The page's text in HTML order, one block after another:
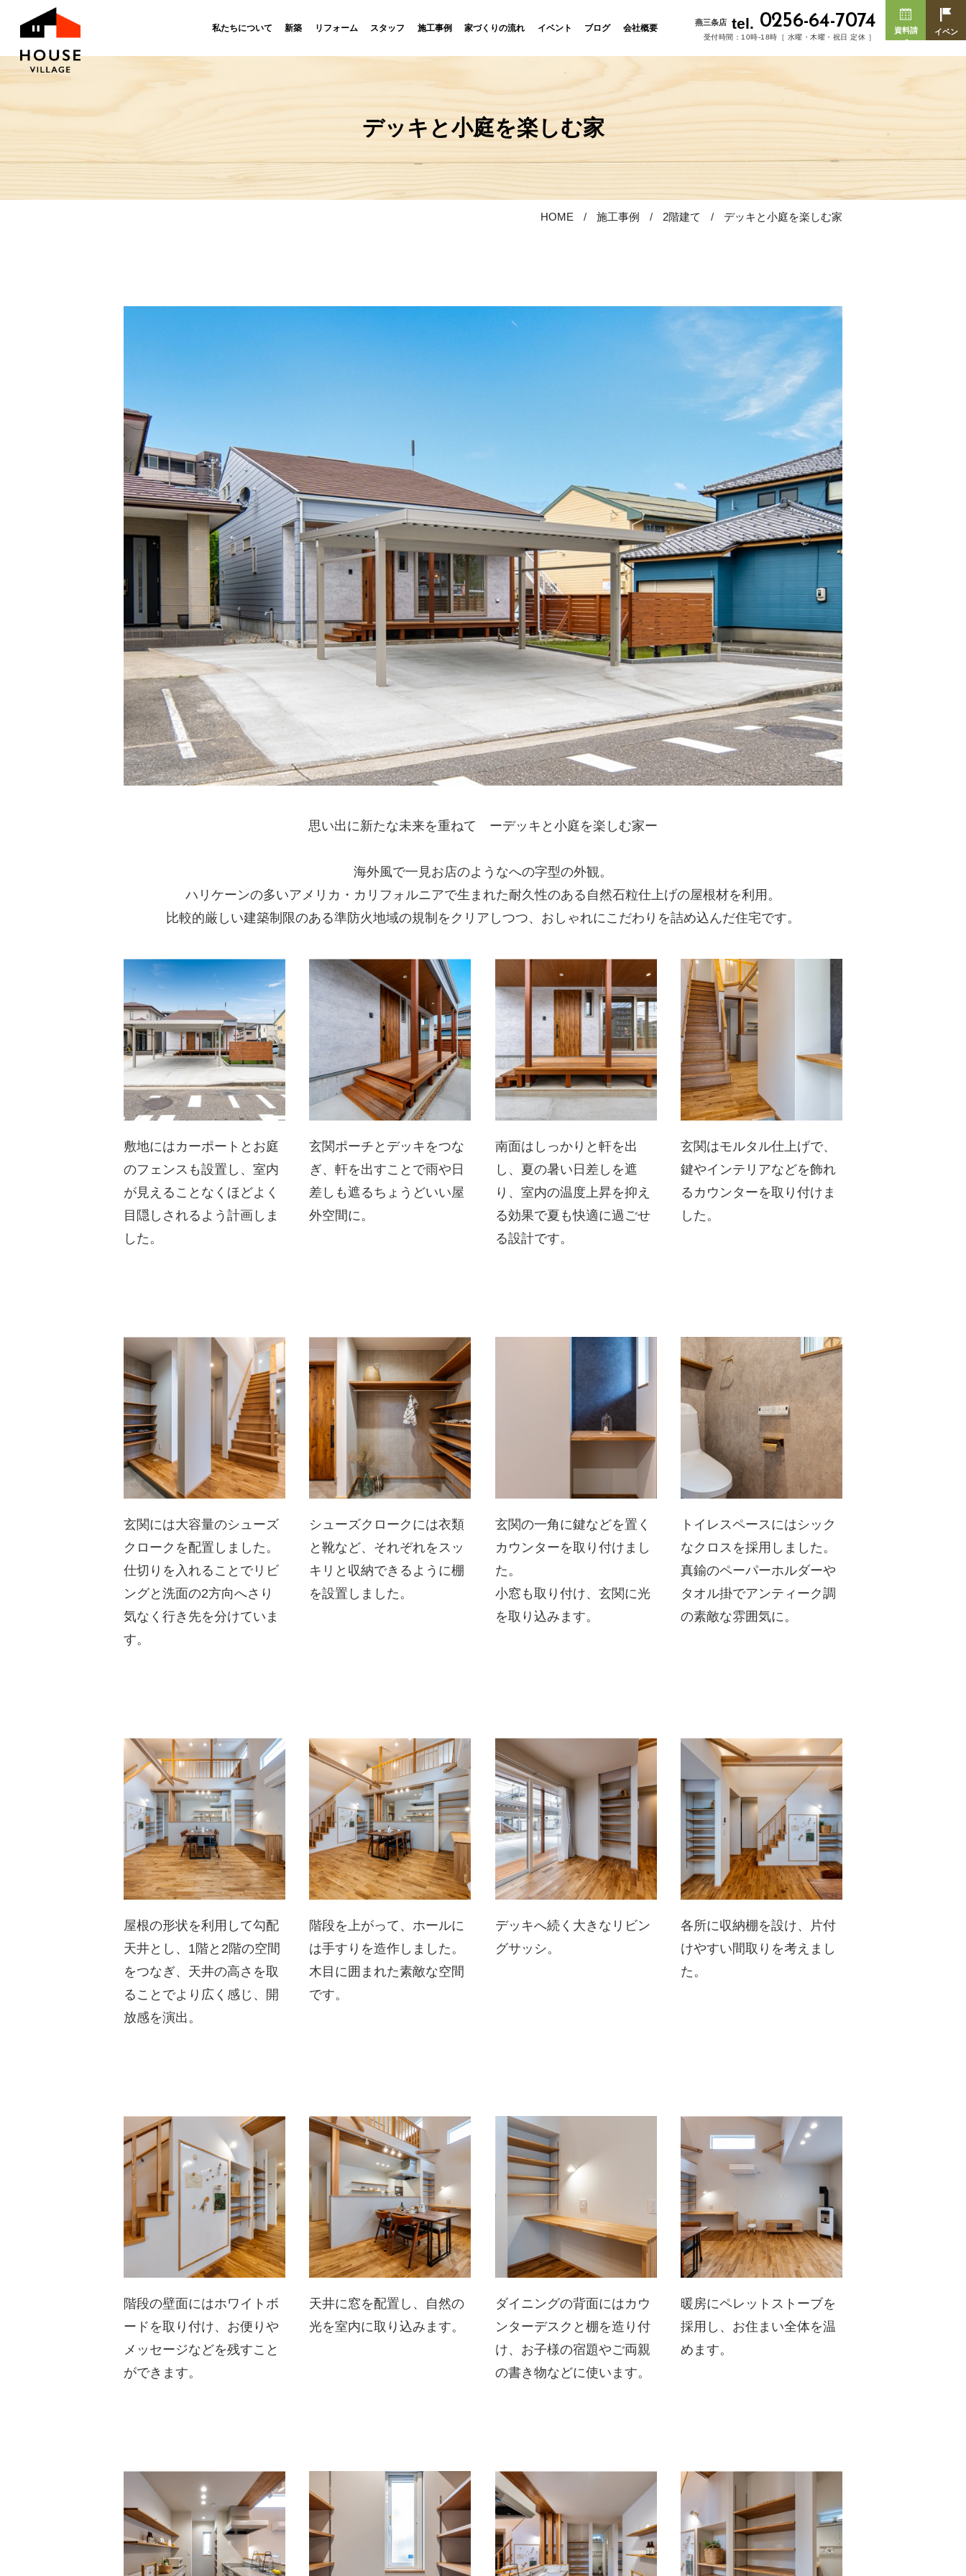
私たちについて 新築 リフォーム スタッフ 施工事例 家づくりの流れ イベント ブログ 会社概要
燕三条店 tel. 0256-64-7074
受付時間：10時-18時［ 水曜・木曜・祝日 定休 ］
資料請
求
イベン
デッキと小庭を楽しむ家
HOME 施工事例 2階建て デッキと小庭を楽しむ家
思い出に新たな未来を重ねて ーデッキと小庭を楽しむ家ー
海外風で一見お店のようなへの字型の外観。
ハリケーンの多いアメリカ・カリフォルニアで生まれた耐久性のある自然石粒仕上げの屋根材を利用。
比較的厳しい建築制限のある準防火地域の規制をクリアしつつ、おしゃれにこだわりを詰め込んだ住宅です。
敷地にはカーポートとお庭
のフェンスも設置し、室内
が見えることなくほどよく
目隠しされるよう計画しま
した。
玄関ポーチとデッキをつな
ぎ、軒を出すことで雨や日
差しも遮るちょうどいい屋
外空間に。
南面はしっかりと軒を出
し、夏の暑い日差しを遮
り、室内の温度上昇を抑え
る効果で夏も快適に過ごせ
る設計です。
玄関はモルタル仕上げで、
鍵やインテリアなどを飾れ
るカウンターを取り付けま
した。
玄関には大容量のシューズ
クロークを配置しました。
仕切りを入れることでリビ
ングと洗面の2方向へさり
気なく行き先を分けていま
す。
シューズクロークには衣類
と靴など、それぞれをスッ
キリと収納できるように棚
を設置しました。
玄関の一角に鍵などを置く
カウンターを取り付けまし
た。
小窓も取り付け、玄関に光
を取り込みます。
トイレスペースにはシック
なクロスを採用しました。
真鍮のペーパーホルダーや
タオル掛でアンティーク調
の素敵な雰囲気に。
屋根の形状を利用して勾配
天井とし、1階と2階の空間
をつなぎ、天井の高さを取
ることでより広く感じ、開
放感を演出。
階段を上がって、ホールに
は手すりを造作しました。
木目に囲まれた素敵な空間
です。
デッキへ続く大きなリビン
グサッシ。
各所に収納棚を設け、片付
けやすい間取りを考えまし
た。
階段の壁面にはホワイトボ
ードを取り付け、お便りや
メッセージなどを残すこと
ができます。
天井に窓を配置し、自然の
光を室内に取り込みます。
ダイニングの背面にはカウ
ンターデスクと棚を造り付
け、お子様の宿題やご両親
の書き物などに使います。
暖房にペレットストーブを
採用し、お住まい全体を温
めます。